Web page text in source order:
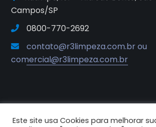
Campos/SP
0800-770-2692
contato@r3limpeza.com.br ou
comercial@r3limpeza.com.br
2025© R3 Soluções e Sistemas de
Este site usa Cookies para melhorar